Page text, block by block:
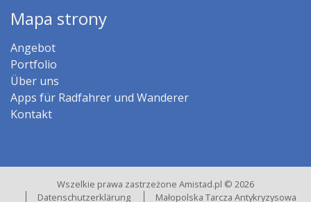
Mapa strony
Angebot
Portfolio
Über uns
Apps für Radfahrer und Wanderer
Kontakt
Wszelkie prawa zastrzeżone Amistad.pl © 2026
Datenschutzerklärung
Małopolska Tarcza Antykryzysowa